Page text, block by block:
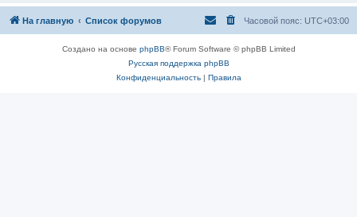
На главную Список форумов Часовой пояс: UTC+03:00
Создано на основе phpBB® Forum Software © phpBB Limited
Русская поддержка phpBB
Конфиденциальность| Правила